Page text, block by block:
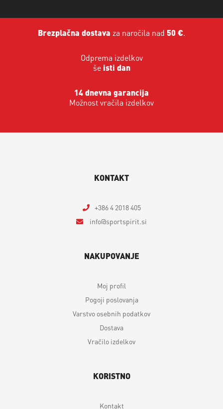
Brezplačna dostava za naročila nad 50 €.
Odprema izdelkov
še isti dan
14 dnevna garancija
Možnost vračila izdelkov
KONTAKT
+386 4 2018 405
info
sportspirit.si
NAKUPOVANJE
Moj profil
Pogoji poslovanja
Varstvo osebnih podatkov
Dostava
Vračilo izdelkov
KORISTNO
Kontakt